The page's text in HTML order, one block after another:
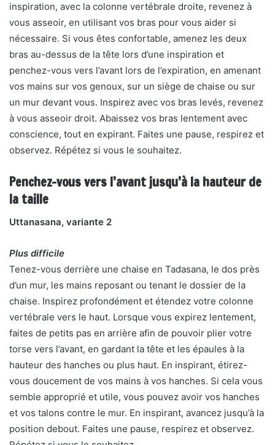
inspiration, avec la colonne vertébrale droite, revenez à
vous asseoir, en utilisant vos bras pour vous aider si
nécessaire. Si vous êtes confortable, amenez les deux
bras au-dessus de la tête lors d’une inspiration et
penchez-vous vers l’avant lors de l’expiration, en amenant
vos mains sur vos genoux, sur un siège de chaise ou sur
un mur devant vous. Inspirez avec vos bras levés, revenez
à vous asseoir droit. Abaissez vos bras lentement avec
conscience, tout en expirant. Faites une pause, respirez et
observez. Répétez si vous le souhaitez.
Penchez-vous vers l’avant jusqu’à la hauteur de
la taille
Uttanasana, variante 2
Plus difficile
Tenez-vous derrière une chaise en Tadasana, le dos près
d’un mur, les mains reposant ou tenant le dossier de la
chaise. Inspirez profondément et étendez votre colonne
vertébrale vers le haut. Lorsque vous expirez lentement,
faites de petits pas en arrière afin de pouvoir plier votre
torse vers l’avant, en gardant la tête et les épaules à la
hauteur des hanches ou plus haut. En inspirant, étirez-
vous doucement de vos mains à vos hanches. Si cela vous
semble approprié et utile, vous pouvez avoir vos hanches
et vos talons contre le mur. En inspirant, avancez jusqu’à la
position debout. Faites une pause, respirez et observez.